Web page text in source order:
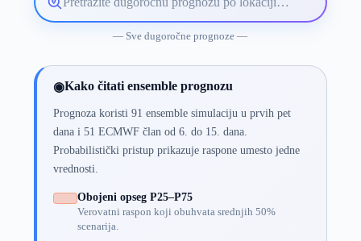
Pretražite
lokaciju
— Sve dugoročne prognoze —
◉Kako čitati ensemble prognozu
Prognoza koristi 91 ensemble simulaciju u prvih pet
dana i 51 ECMWF član od 6. do 15. dana.
Probabilistički pristup prikazuje raspone umesto jedne
vrednosti.
Obojeni opseg P25–P75
Verovatni raspon koji obuhvata srednjih 50%
scenarija.